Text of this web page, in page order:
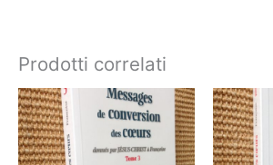
Prodotti correlati